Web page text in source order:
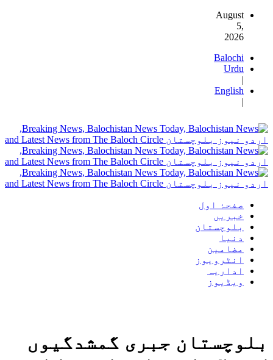
August
5,
2026
Balochi
Urdu
|
English
|
صفحۂ اول
خبریں
بلوچستان
دنیا
مضامین
انٹرویوز
اداریہ
ویڈیوز
بلوچستان جبری گمشدگیوں